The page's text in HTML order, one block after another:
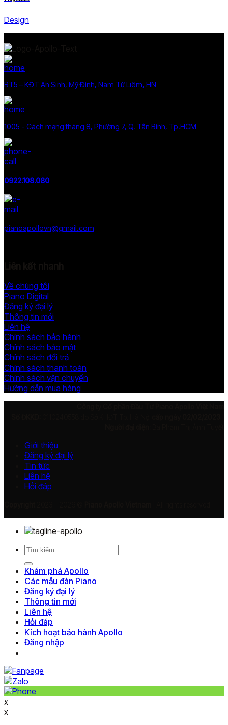
Design
BT5 – KĐT An Sinh, Mỹ Đình, Nam Từ Liêm, HN
1005 - Cách mạng tháng 8, Phường 7, Q. Tân Bình, Tp.HCM
0922.108.080
pianoapollovn@gmail.com
Về chúng tôi
Piano Digital
Đăng ký đại lý
Thông tin mới
Liên hệ
Chính sách bảo hành
Chính sách bảo mật
Chính sách đổi trả
Chính sách thanh toán
Chính sách vận chuyển
Hướng dẫn mua hàng
Giới thiệu
Đăng ký đại lý
Tin tức
Liên hệ
Hỏi đáp
Tìm
kiếm:
Khám phá Apollo
Các mẫu đàn Piano
Đăng ký đại lý
Thông tin mới
Liên hệ
Hỏi đáp
Kích hoạt bảo hành Apollo
Đăng nhập
x
x